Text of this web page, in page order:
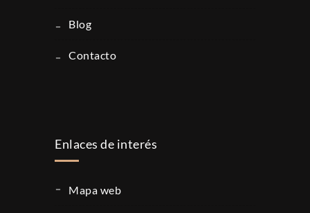
blog
contacto
Enlaces de interés
mapa web